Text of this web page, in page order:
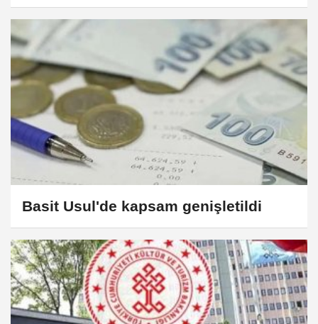
Basit Usul'de kapsam genişletildi